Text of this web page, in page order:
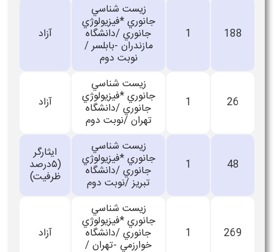
188
1
زيست شناسي
جانوري *فيزيولوژي
جانوري /دانشگاه
مازندران -بابلسر /
نوبت دوم
آزاد
26
1
زيست شناسي
جانوري *فيزيولوژي
جانوري /دانشگاه
تهران /نوبت دوم
آزاد
48
1
زيست شناسي
جانوري *فيزيولوژي
جانوري /دانشگاه
تبريز /نوبت دوم
ایثارگر
(۵درصد
ظرفیت)
269
1
زيست شناسي
جانوري *فيزيولوژي
جانوري /دانشگاه
خوارزمي -تهران /
آزاد